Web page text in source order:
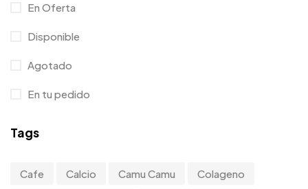
En Oferta
Disponible
Agotado
En tu pedido
Tags
Cafe Calcio Camu Camu Colageno